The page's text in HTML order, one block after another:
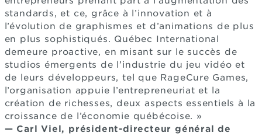
standards, et ce, grâce à l’innovation et à
l’évolution de graphismes et d’animations de plus
en plus sophistiqués. Québec International
demeure proactive, en misant sur le succès de
studios émergents de l’industrie du jeu vidéo et
de leurs développeurs, tel que RageCure Games,
l’organisation appuie l’entrepreneuriat et la
création de richesses, deux aspects essentiels à la
croissance de l’économie québécoise. »
— Carl Viel, président-directeur général de